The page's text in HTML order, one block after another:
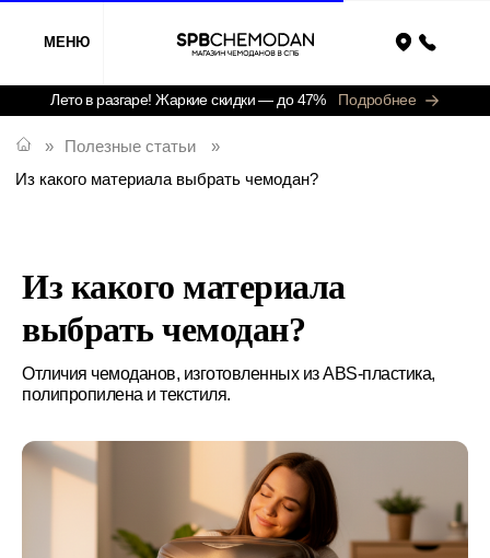
Полезные статьи
»
Из какого материала
выбрать чемодан?
Отличия чемоданов, изготовленных из ABS-пластика,
полипропилена и текстиля.